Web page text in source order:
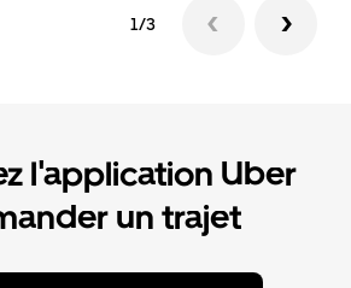
1/3
l'application Uber
un trajet